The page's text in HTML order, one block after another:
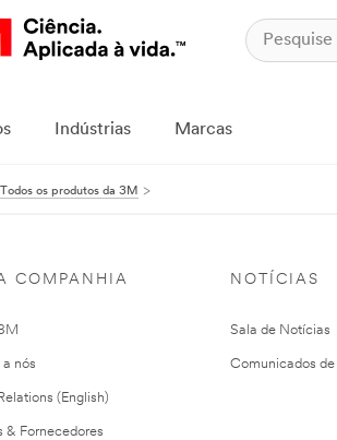
Indústrias Marcas
Todos os produtos da 3M
COMPANHIA
nós
(English)
& Fornecedores
NOTÍCIAS
Sala de Notícias
Comunicados de